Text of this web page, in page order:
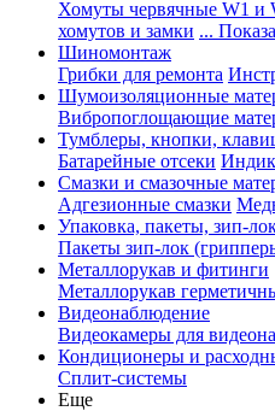
Хомуты червячные W1 и
хомутов и замки ...
Шиномонтаж
Грибки для ремонта
Шумоизоляционные
Вибропоглощающие
Тумблеры, кнопки,
Батарейные отсеки
Смазки и смазочные
Адгезионные смазки
Упаковка, пакеты, зип-
Пакеты зип-лок
Металлорукав и фитинги
Металлорукав
Видеонаблюдение
Видеокамеры для
Кондиционеры и
Сплит-системы
Еще